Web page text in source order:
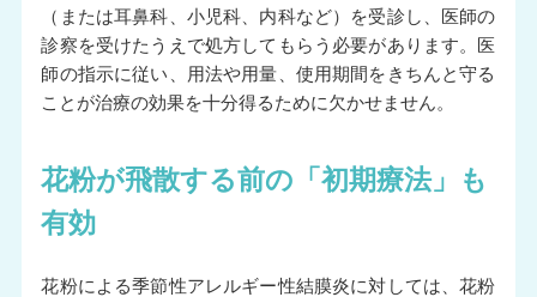
（または耳鼻科、小児科、内科など）を受診し、医師の
診察を受けたうえで処方してもらう必要があります。医
師の指示に従い、用法や用量、使用期間をきちんと守る
ことが治療の効果を十分得るために欠かせません。
花粉が飛散する前の「初期療法」も
有効
花粉による季節性アレルギー性結膜炎に対しては、花粉